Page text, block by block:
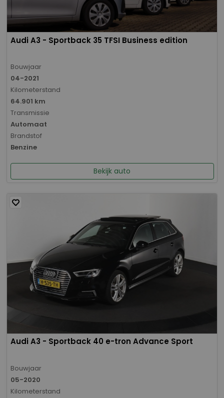
Audi A3 - Sportback 35 TFSI Business edition
Bouwjaar
04-2021
Kilometerstand
64.901 km
Transmissie
Automaat
Brandstof
Benzine
Bekijk auto
Audi A3 - Sportback 40 e-tron Advance Sport
Bouwjaar
05-2020
Kilometerstand